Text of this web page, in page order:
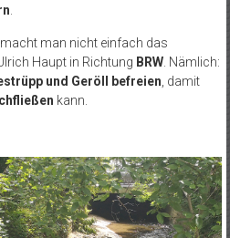
man nicht einfach das
Haupt in Richtung BRW. Nämlich:
und Geröll befreien , damit
kann.